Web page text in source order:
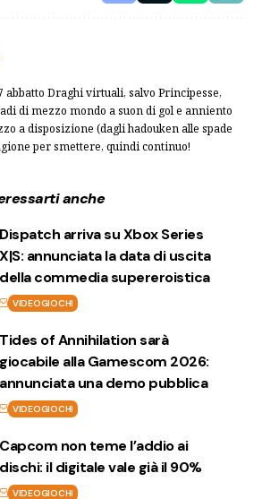
abbatto Draghi virtuali, salvo Principesse,
di mezzo mondo a suon di gol e anniento
a disposizione (dagli hadouken alle spade
per smettere, quindi continuo!
anche
Dispatch arriva su Xbox Series
X|S: annunciata la data di uscita
della commedia supereroistica
VIDEOGIOCHI
Tides of Annihilation sarà
giocabile alla Gamescom 2026:
annunciata una demo pubblica
VIDEOGIOCHI
Capcom non teme l’addio ai
dischi: il digitale vale già il 90%
VIDEOGIOCHI